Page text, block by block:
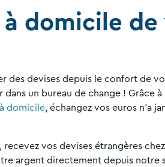
à domicile de
des devises depuis le confort de
dans un bureau de change ! Grâce
domicile, échangez vos euros n’a
recevez vos devises étrangères
argent directement depuis notre